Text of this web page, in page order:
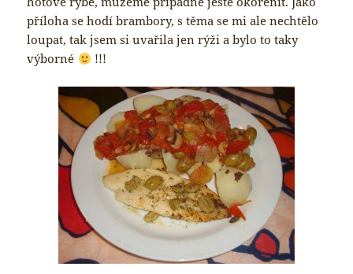
příloha se hodí brambory, s těma se mi ale nechtělo
loupat, tak jsem si uvařila jen rýži a bylo to taky
výborné
!!!